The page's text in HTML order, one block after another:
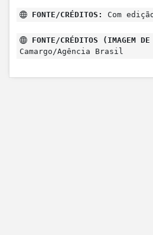
FONTE/CRÉDITOS: Com
FONTE/CRÉDITOS (IMAGEM
Camargo/Agência Brasil